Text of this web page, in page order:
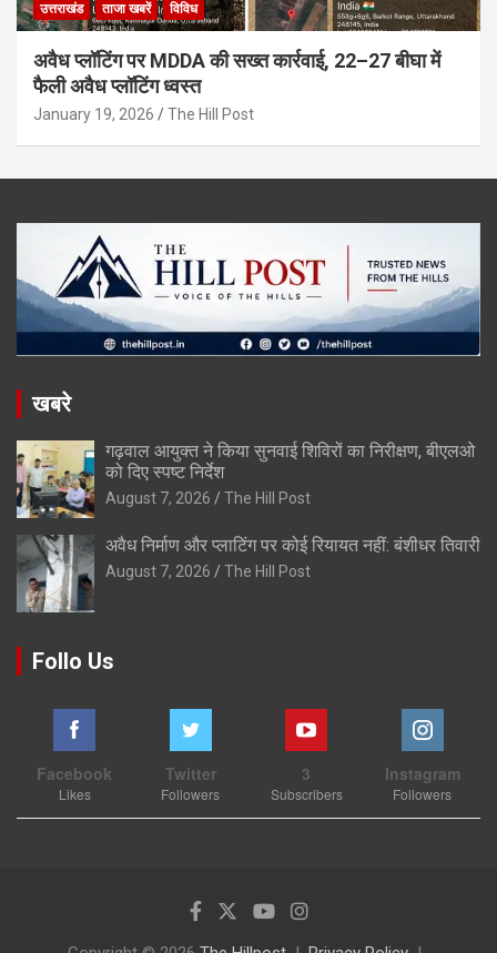
उत्तराखंड ताजा खबरें विविध
अवैध प्लॉटिंग पर MDDA की सख्त कार्रवाई, 22–27 बीघा में
फैली अवैध प्लॉटिंग ध्वस्त
January 19, 2026 The Hill Post
खबरे
गढ़वाल आयुक्त ने किया सुनवाई शिविरों का निरीक्षण, बीएलओ
को दिए स्पष्ट निर्देश
August 7, 2026 The Hill Post
अवैध निर्माण और प्लाटिंग पर कोई रियायत नहीं: बंशीधर तिवारी
August 7, 2026 The Hill Post
Follo Us
Facebook
Likes
Twitter
Followers
3
Subscribers
Instagram
Followers